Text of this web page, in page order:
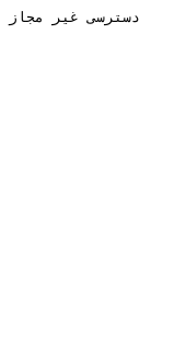
دسترسی غیر مجاز